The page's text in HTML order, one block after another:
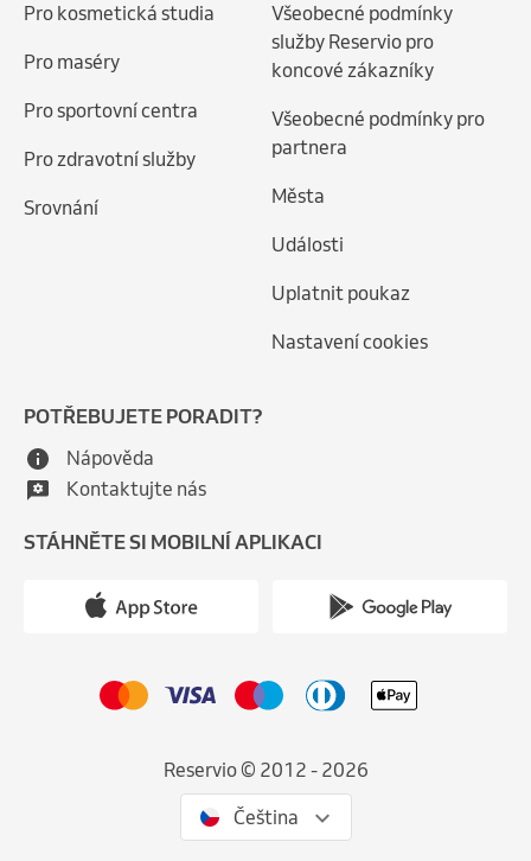
Pro kosmetická studia
Pro maséry
Pro sportovní centra
Pro zdravotní služby
Srovnání
Všeobecné podmínky
služby Reservio pro
koncové zákazníky
Všeobecné podmínky pro
partnera
Města
Události
Uplatnit poukaz
Nastavení cookies
POTŘEBUJETE PORADIT?
Nápověda
Kontaktujte nás
STÁHNĚTE SI MOBILNÍ APLIKACI
Reservio © 2012 - 2026
Čeština